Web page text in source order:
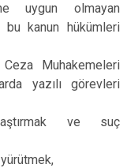
uygun olmayan
kanun hükümleri
Muhakemeleri
yazılı görevleri
ve suç